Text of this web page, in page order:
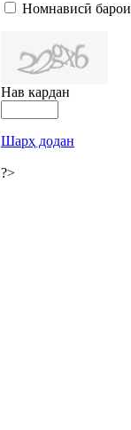
Номнависӣ
Нав кардан
Шарҳ додан
?>